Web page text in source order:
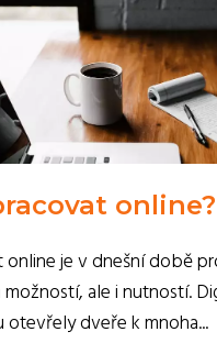
online?
online je v dnešní době
ale i nutností.
otevřely dveře k mnoha...